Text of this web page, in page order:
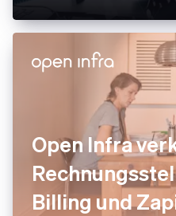
Open Infra
Billing und